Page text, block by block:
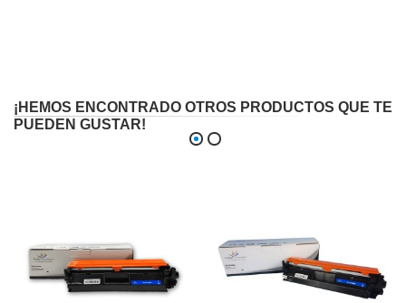
¡HEMOS ENCONTRADO OTROS PRODUCTOS QUE TE
PUEDEN GUSTAR!